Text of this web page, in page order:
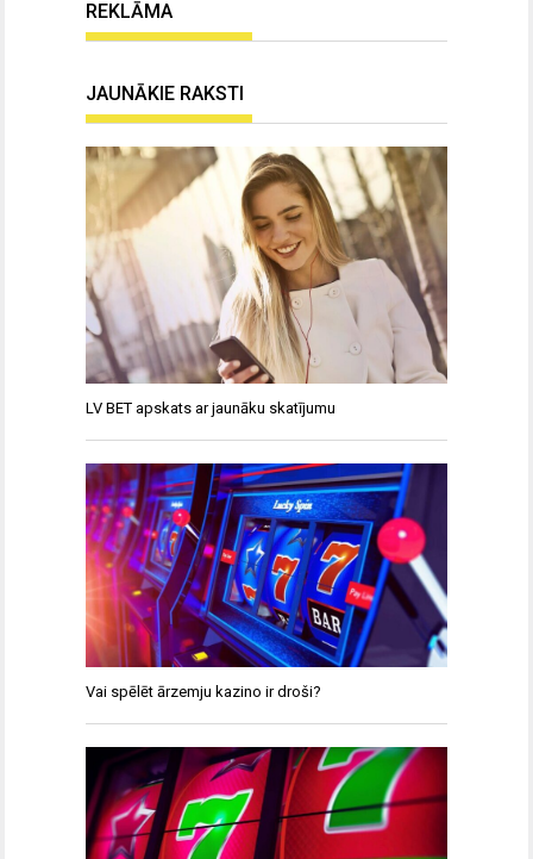
REKLĀMA
JAUNĀKIE RAKSTI
LV BET apskats ar jaunāku skatījumu
Vai spēlēt ārzemju kazino ir droši?